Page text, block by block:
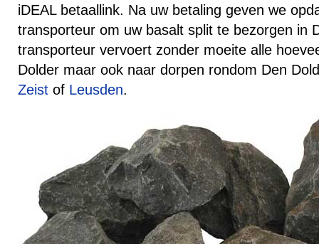
iDEAL betaallink. Na uw betaling geven we
transporteur om uw basalt split te bezorgen in
transporteur vervoert zonder moeite alle
Dolder maar ook naar dorpen rondom Den
Zeist of Leusden.